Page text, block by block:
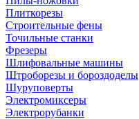
Плиткорезы
Строительные фены
Точильные станки
Фрезеры
Шлифовальные машины
Штроборезы и бороздоделы
Шуруповерты
Электромиксеры
Электрорубанки